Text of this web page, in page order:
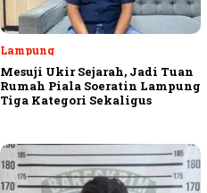
Lampung
Mesuji Ukir Sejarah, Jadi Tuan
Rumah Piala Soeratin Lampung
Tiga Kategori Sekaligus